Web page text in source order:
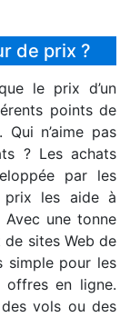
de prix ?
le prix d’un
points de
n’aime pas
? Les achats
par les
prix les aide à
une tonne
sites Web de
simple pour les
offres en ligne.
vols ou des